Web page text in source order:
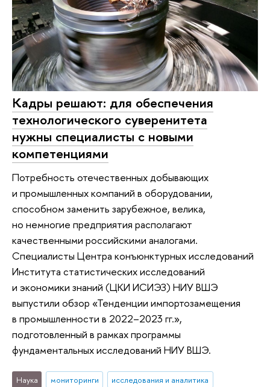
Кадры решают: для обеспечения
технологического суверенитета
нужны специалисты с новыми
компетенциями
Потребность отечественных добывающих
и промышленных компаний в оборудовании,
способном заменить зарубежное, велика,
но немногие предприятия располагают
качественными российскими аналогами.
Специалисты Центра конъюнктурных исследований
Института статистических исследований
и экономики знаний (ЦКИ ИСИЭЗ) НИУ ВШЭ
выпустили обзор «Тенденции импортозамещения
в промышленности в 2022–2023 гг.»,
подготовленный в рамках программы
фундаментальных исследований НИУ ВШЭ.
Наука мониторинги
исследования и аналитика